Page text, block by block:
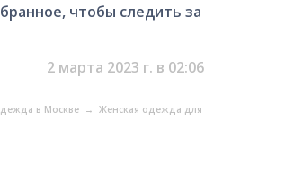
чтобы следить за
2 марта 2023 г. в 02:06
в Москве → Женская одежда для